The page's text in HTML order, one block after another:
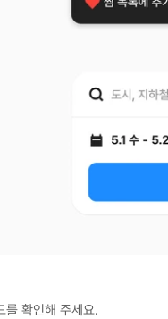
확인해 주세요.